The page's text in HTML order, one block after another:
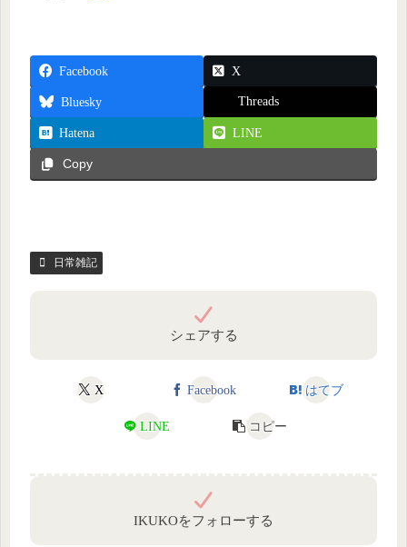
Facebook X
Bluesky Threads
Hatena LINE
Copy
日常雑記
シェアする
X Facebook はてブ
LINE コピー
IKUKOをフォローする